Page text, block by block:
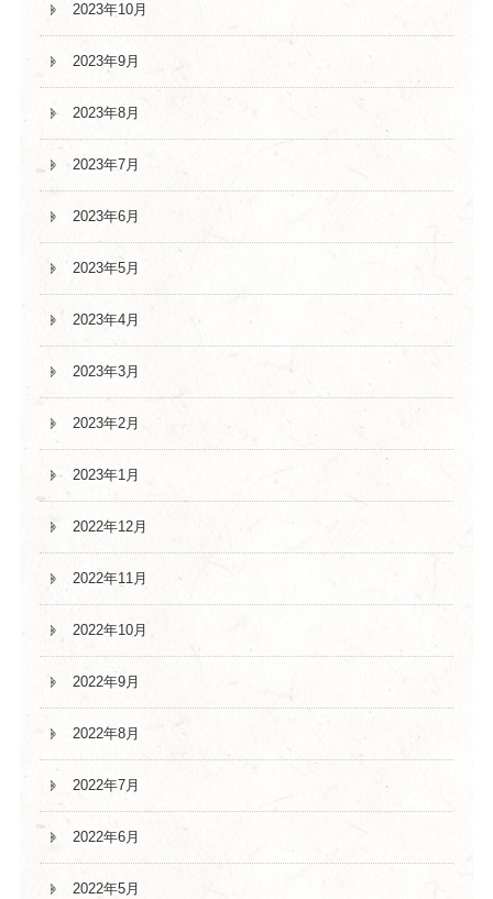
2023年10月
2023年9月
2023年8月
2023年7月
2023年6月
2023年5月
2023年4月
2023年3月
2023年2月
2023年1月
2022年12月
2022年11月
2022年10月
2022年9月
2022年8月
2022年7月
2022年6月
2022年5月